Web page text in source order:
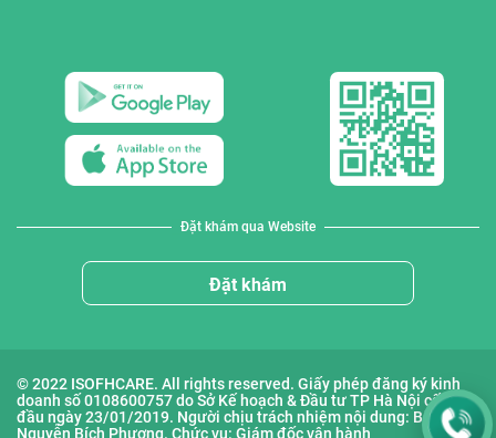
Đặt khám qua Website
Đặt khám
© 2022 ISOFHCARE. All rights reserved. Giấy phép đăng ký kinh
doanh số 0108600757 do Sở Kế hoạch & Đầu tư TP Hà Nội cấp lần
đầu ngày 23/01/2019. Người chịu trách nhiệm nội dung: Bà
Nguyễn Bích Phượng. Chức vụ: Giám đốc vận hành